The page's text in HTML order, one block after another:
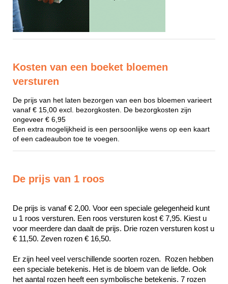
Kosten van een boeket bloemen
versturen
De prijs van het laten bezorgen van een bos bloemen varieert
vanaf € 15,00 excl. bezorgkosten. De bezorgkosten zijn
ongeveer € 6,95
Een extra mogelijkheid is een persoonlijke wens op een kaart
of een cadeaubon toe te voegen.
De prijs van 1 roos
De prijs is vanaf € 2,00. Voor een speciale gelegenheid kunt
u 1 roos versturen. Een roos versturen kost € 7,95. Kiest u
voor meerdere dan daalt de prijs. Drie rozen versturen kost u
€ 11,50. Zeven rozen € 16,50.
Er zijn heel veel verschillende soorten rozen.  Rozen hebben
een speciale betekenis. Het is de bloem van de liefde. Ook
het aantal rozen heeft een symbolische betekenis. 7 rozen